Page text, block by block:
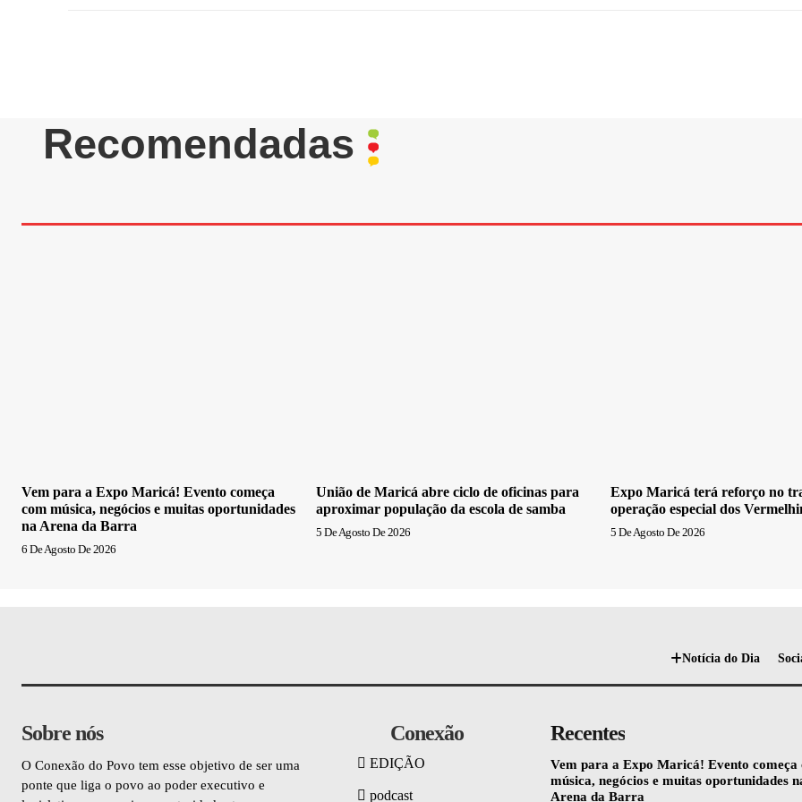
Recomendadas
Vem para a Expo Maricá! Evento começa
com música, negócios e muitas oportunidades
na Arena da Barra
6 De Agosto De 2026
União de Maricá abre ciclo de oficinas para
aproximar população da escola de samba
5 De Agosto De 2026
Expo Maricá terá reforço no
operação especial dos
5 De Agosto De 2026
Notícia do Dia
Sobre nós
O Conexão do Povo tem esse objetivo de ser uma
ponte que liga o povo ao poder executivo e
Conexão
EDIÇÃO
podcast
Recentes
Vem para a Expo Maricá! Evento começa
música, negócios e muitas oportunidades
Arena da Barra